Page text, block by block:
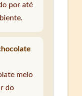
por até
meio
do